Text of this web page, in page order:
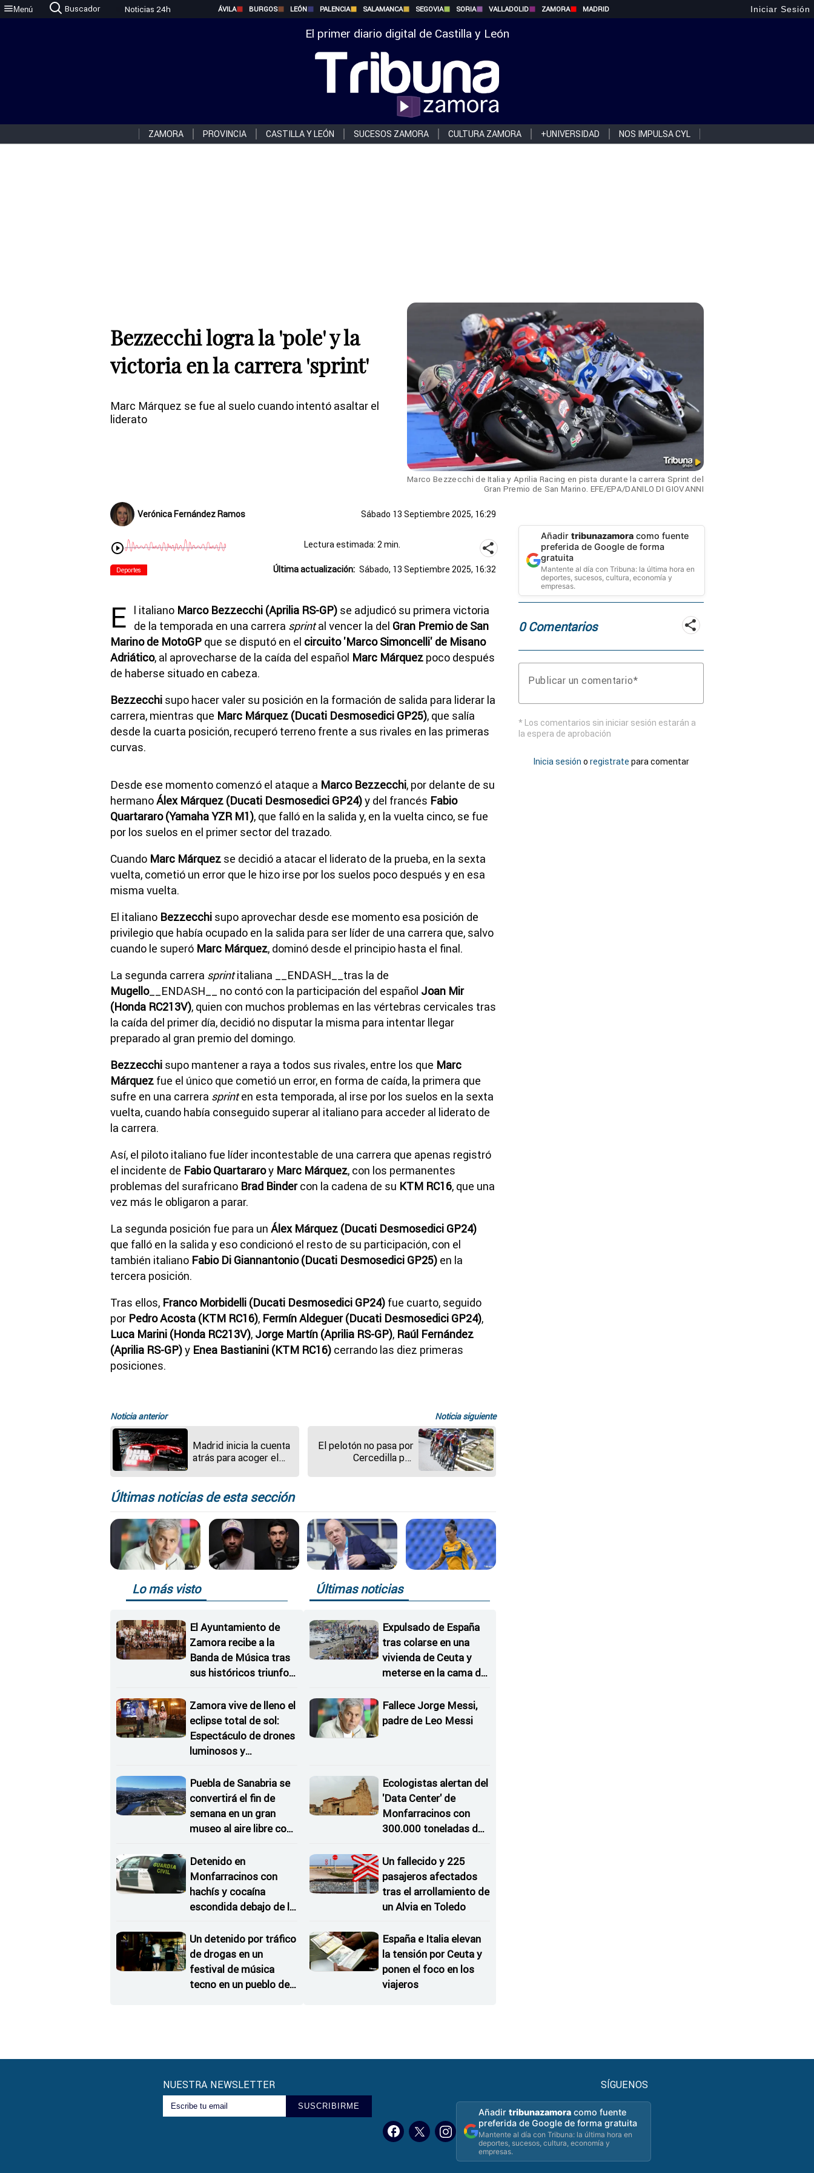
Menú Buscador Noticias 24h ÁVILA BURGOS LEÓN PALENCIA SALAMANCA SEGOVIA SORIA VALLADOLID ZAMORA MADRID Iniciar Sesión
El primer diario digital de Castilla y León
ZAMORA PROVINCIA CASTILLA Y LEÓN SUCESOS ZAMORA CULTURA ZAMORA +UNIVERSIDAD NOS IMPULSA CYL
Bezzecchi logra la 'pole' y la
victoria en la carrera 'sprint'
Marc Márquez se fue al suelo cuando intentó asaltar el
liderato
Marco Bezzecchi de Italia y Aprilia Racing en pista durante la carrera Sprint del
Gran Premio de San Marino. EFE/EPA/DANILO DI GIOVANNI
Verónica Fernández Ramos Sábado 13 Septiembre 2025, 16:29
Lectura estimada: 2 min.
Deportes Última actualización: Sábado, 13 Septiembre 2025, 16:32
E l italiano Marco Bezzecchi (Aprilia RS-GP) se adjudicó su primera victoria
de la temporada en una carrera sprintal vencer la del Gran Premio de San
Marino de MotoGP que se disputó en el circuito 'Marco Simoncelli' de Misano
Adriático, al aprovecharse de la caída del español Marc Márquez poco después
de haberse situado en cabeza.
Bezzecchi supo hacer valer su posición en la formación de salida para liderar la
carrera, mientras que Marc Márquez (Ducati Desmosedici GP25), que salía
desde la cuarta posición, recuperó terreno frente a sus rivales en las primeras
curvas.
Desde ese momento comenzó el ataque a Marco Bezzecchi, por delante de su
hermanoÁlex Márquez (Ducati Desmosedici GP24)y del francés Fabio
Quartararo (Yamaha YZR M1), que falló en la salida y, en la vuelta cinco, se fue
por los suelos en el primer sector del trazado.
Cuando Marc Márquez se decidió a atacar el liderato de la prueba, en la sexta
vuelta, cometió un error que le hizo irse por los suelos poco después y en esa
misma vuelta.
El italiano Bezzecchi supo aprovechar desde ese momento esa posición de
privilegio que había ocupado en la salida para ser líder de una carrera que, salvo
cuando le superó Marc Márquez, dominó desde el principio hasta el final.
La segunda carrera sprintitaliana __ENDASH__tras la de
Mugello__ENDASH__ no contó con la participación del español Joan Mir
(Honda RC213V), quien con muchos problemas en las vértebras cervicales tras
la caída del primer día, decidió no disputar la misma para intentar llegar
preparado al gran premio del domingo.
Bezzecchi supo mantener a raya a todos sus rivales, entre los que Marc
Márquez fue el único que cometió un error, en forma de caída, la primera que
sufre en una carrera sprinten esta temporada, al irse por los suelos en la sexta
vuelta, cuando había conseguido superar al italiano para acceder al liderato de
la carrera.
Así, el piloto italiano fue líder incontestable de una carrera que apenas registró
el incidente de Fabio Quartararoy Marc Márquez, con los permanentes
problemas del surafricano Brad Bindercon la cadena de su KTM RC16, que una
vez más le obligaron a parar.
La segunda posición fue para un Álex Márquez (Ducati Desmosedici GP24)
que falló en la salida y eso condicionó el resto de su participación, con el
también italiano Fabio Di Giannantonio (Ducati Desmosedici GP25) en la
tercera posición.
Tras ellos, Franco Morbidelli (Ducati Desmosedici GP24) fue cuarto, seguido
por Pedro Acosta (KTM RC16), Fermín Aldeguer (Ducati Desmosedici GP24),
Luca Marini (Honda RC213V), Jorge Martín (Aprilia RS-GP), Raúl Fernández
(Aprilia RS-GP)y Enea Bastianini (KTM RC16) cerrando las diez primeras
posiciones.
Noticia anterior
Madrid inicia la cuenta
atrás para acoger el
Noticia siguiente
El pelotón no pasa por
Cercedilla por
Últimas noticias de esta sección
Lo más visto
El Ayuntamiento de
Zamora recibe a la
Banda de Música tras
sus históricos triunfos
Zamora vive de lleno el
eclipse total de sol:
Espectáculo de drones
luminosos y
Estrellas
Puebla de Sanabria se
convertirá el fin de
semana en un gran
museo al aire libre con
Detenido en
Monfarracinos con
hachís y cocaína
escondida debajo de la
coche
Un detenido por tráfico
de drogas en un
festival de música
tecno en un pueblo de
Últimas noticias
Expulsado de España
tras colarse en una
vivienda de Ceuta y
meterse en la cama de
Fallece Jorge Messi,
padre de Leo Messi
Ecologistas alertan del
'Data Center' de
Monfarracinos con
300.000 toneladas de
al año
Un fallecido y 225
pasajeros afectados
tras el arrollamiento de
un Alvia en Toledo
España e Italia elevan
la tensión por Ceuta y
ponen el foco en los
viajeros
Añadir tribunazamora como fuente
preferida de Google de forma
gratuita
Mantente al día con Tribuna: la última hora en
deportes, sucesos, cultura, economía y
empresas.
0 Comentarios
Publicar un comentario
* Los comentarios sin iniciar sesión estarán a
la espera de aprobación
Inicia sesión o registrate para comentar
NUESTRA NEWSLETTER
SUSCRIBIRME
SÍGUENOS
Añadirtribunazamora como fuente
preferida de Google de forma gratuita
Mantente al día con Tribuna: la última hora en
deportes, sucesos, cultura, economía y
empresas.